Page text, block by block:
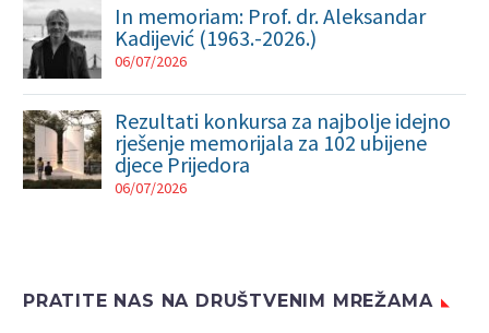
In memoriam: Prof. dr. Aleksandar
Kadijević (1963.-2026.)
06/07/2026
Rezultati konkursa za najbolje idejno
rješenje memorijala za 102 ubijene
djece Prijedora
06/07/2026
PRATITE NAS NA DRUŠTVENIM MREŽAMA